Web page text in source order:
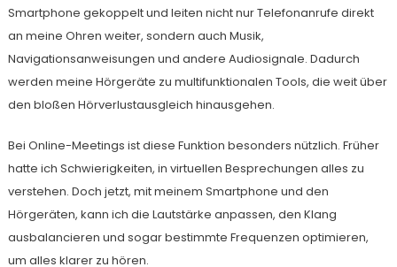
Smartphone gekoppelt und leiten nicht nur Telefonanrufe direkt
an meine Ohren weiter, sondern auch Musik,
Navigationsanweisungen und andere Audiosignale. Dadurch
werden meine Hörgeräte zu multifunktionalen Tools, die weit über
den bloßen Hörverlustausgleich hinausgehen.
Bei Online-Meetings ist diese Funktion besonders nützlich. Früher
hatte ich Schwierigkeiten, in virtuellen Besprechungen alles zu
verstehen. Doch jetzt, mit meinem Smartphone und den
Hörgeräten, kann ich die Lautstärke anpassen, den Klang
ausbalancieren und sogar bestimmte Frequenzen optimieren,
um alles klarer zu hören.